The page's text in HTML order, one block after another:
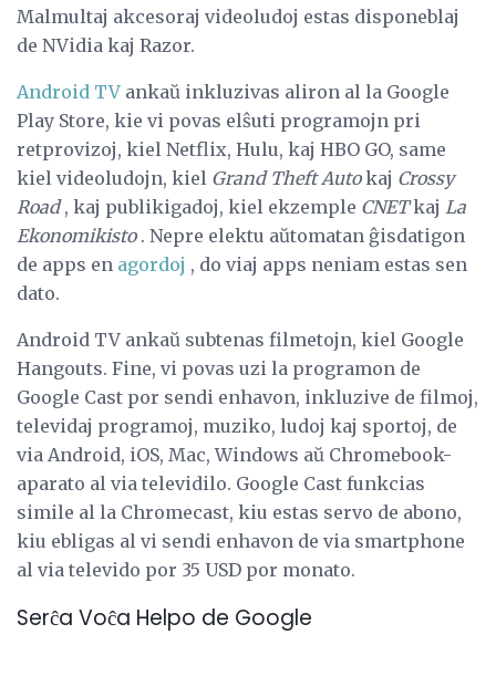
Malmultaj akcesoraj videoludoj estas disponeblaj
de NVidia kaj Razor.
Android TV ankaŭ inkluzivas aliron al la Google
Play Store, kie vi povas elŝuti programojn pri
retprovizoj, kiel Netflix, Hulu, kaj HBO GO, same
kiel videoludojn, kiel Grand Theft Autokaj Crossy
Road, kaj publikigadoj, kiel ekzemple CNETkaj La
Ekonomikisto. Nepre elektu aŭtomatan ĝisdatigon
de apps en agordoj , do viaj apps neniam estas sen
dato.
Android TV ankaŭ subtenas filmetojn, kiel Google
Hangouts. Fine, vi povas uzi la programon de
Google Cast por sendi enhavon, inkluzive de filmoj,
televidaj programoj, muziko, ludoj kaj sportoj, de
via Android, iOS, Mac, Windows aŭ Chromebook-
aparato al via televidilo. Google Cast funkcias
simile al la Chromecast, kiu estas servo de abono,
kiu ebligas al vi sendi enhavon de via smartphone
al via televido por 35 USD por monato.
Serĉa Voĉa Helpo de Google